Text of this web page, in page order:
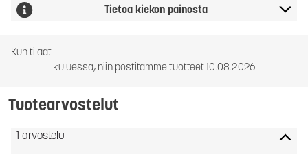
Tietoa kiekon painosta
Kun tilaat
kuluessa, niin postitamme tuotteet 10.08.2026
Tuotearvostelut
1 arvostelu